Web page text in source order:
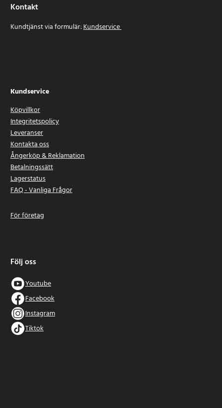
Kontakt
Kundtjänst via formulär:Kundservice
Kundservice
Köpvillkor
Integritetspolicy
Leveranser
Kontakta oss
Ångerköp & Reklamation
Betalningssätt
Lagerstatus
FAQ - Vanliga Frågor
För företag
Följ oss
Youtube
Facebook
Instagram
Tiktok